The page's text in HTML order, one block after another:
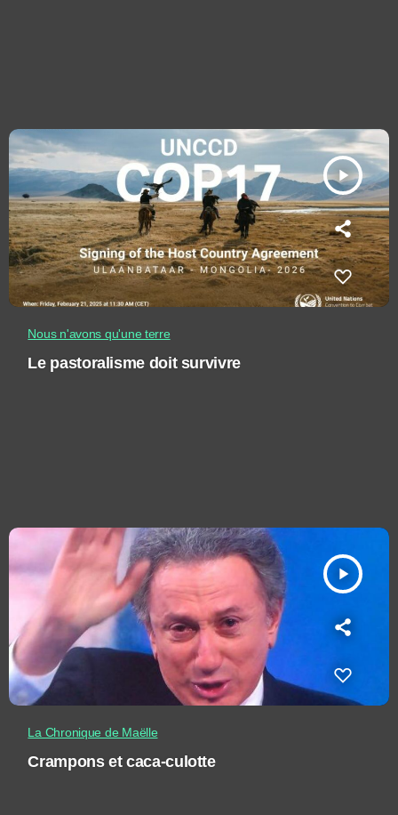
play_arrow
Nous n'avons qu'une terre
Le pastoralisme doit survivre
play_arrow
La Chronique de Maëlle
Crampons et caca-culotte